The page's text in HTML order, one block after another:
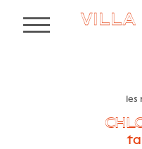
VILLA
MENU
les